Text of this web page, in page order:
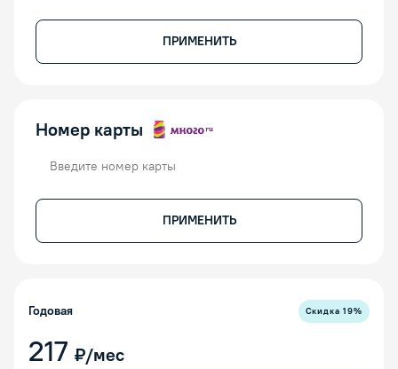
ПРИМЕНИТЬ
Номер карты
ПРИМЕНИТЬ
Годовая Скидка19%
217 ₽/мес